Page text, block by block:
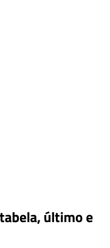
último e